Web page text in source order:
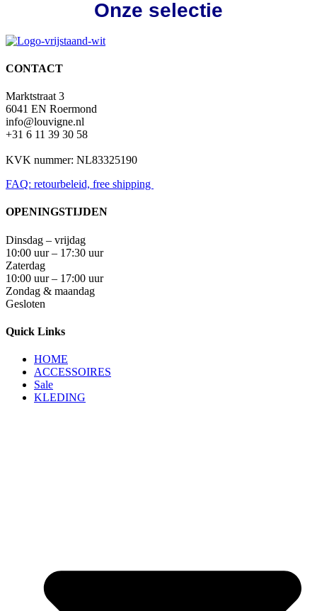
Onze selectie
CONTACT
Marktstraat 3
6041 EN Roermond
info@louvigne.nl
+31 6 11 39 30 58
KVK nummer: NL83325190
FAQ: retourbeleid, free shipping
OPENINGSTIJDEN
Dinsdag – vrijdag
10:00 uur – 17:30 uur
Zaterdag
10:00 uur – 17:00 uur
Zondag & maandag
Gesloten
Quick Links
HOME
ACCESSOIRES
Sale
KLEDING